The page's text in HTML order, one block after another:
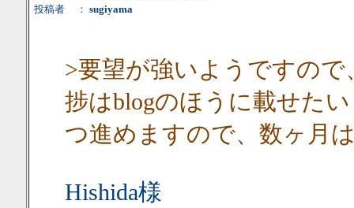
投稿者
： sugiyama
>要望が強いようですの
捗はblogのほうに載せた
つ進めますので、数ヶ月
Hishida様